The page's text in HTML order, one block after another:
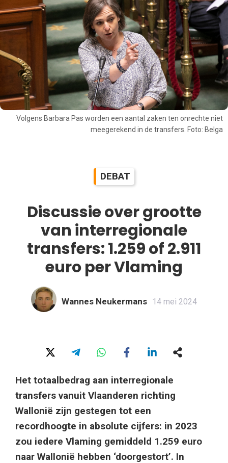
Volgens Barbara Pas worden een aantal zaken ten onrechte niet
meegerekend in de transfers. Foto: Belga
DEBAT
Discussie over grootte
van interregionale
transfers: 1.259 of 2.911
euro per Vlaming
Wannes Neukermans 14 mei 2024
Het totaalbedrag aan interregionale
transfers vanuit Vlaanderen richting
Wallonië zijn gestegen tot een
recordhoogte in absolute cijfers: in 2023
zou iedere Vlaming gemiddeld 1.259 euro
naar Wallonië hebben ‘doorgestort’. In